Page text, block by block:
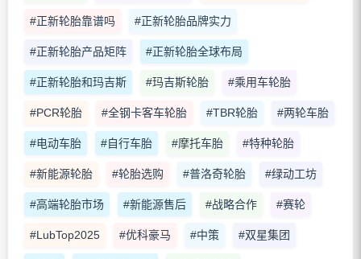
#正新轮胎靠谱吗 #正新轮胎品牌实力
#正新轮胎产品矩阵 #正新轮胎全球布局
#正新轮胎和玛吉斯 #玛吉斯轮胎 #乘用车轮胎
#PCR轮胎 #全钢卡客车轮胎 #TBR轮胎 #两轮车胎
#电动车胎 #自行车胎 #摩托车胎 #特种轮胎
#新能源轮胎 #轮胎选购 #普洛奇轮胎 #绿动工坊
#高端轮胎市场 #新能源售后 #战略合作 #赛轮
#LubTop2025 #优科豪马 #中策 #双星集团